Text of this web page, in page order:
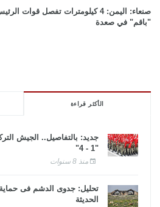
صنعاء: اليمن: 4 كيلومترات تفصل
"باقم" في صعدة
الأكثر قراءة
جديد: بالتفاصيل.. الجيش
"1 - 4"
منذ 8 سنوات
تحليل: جدوى الدشم فى حماية
الحديثة